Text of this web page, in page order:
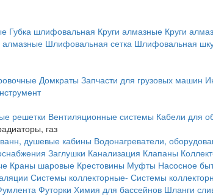
Губка шлифовальная Круги алмазные Круги
алмазные Шлифовальная сетка Шлифовальная
Домкраты Запчасти для грузовых машин
решетки Вентиляционные системы Кабели для
газ
душевые кабины Водонагреватели,
Заглушки Канализация Клапаны
Краны шаровые Крестовины Муфты Насосное
Системы коллекторные- Системы
Футорки Химия для бассейнов Шланги